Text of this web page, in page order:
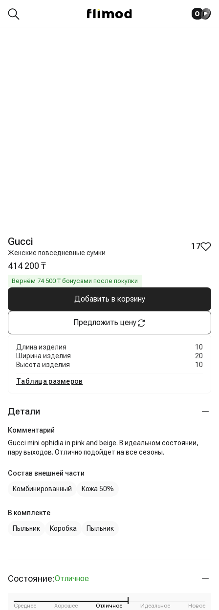
0
Gucci
Женские повседневные сумки
17
414 200 ₸
Вернём 74 500 ₸ бонусами после покупки
Добавить в корзину
Предложить цену
Длина изделия
10
Ширина изделия
20
Высота изделия
10
Таблица размеров
Детали
Комментарий
Gucci mini ophidia in pink and beige. В идеальном состоянии,
пару выходов. Отлично подойдет на все сезоны.
Состав внешней части
Комбинированный
Кожа 50%
В комплекте
Пыльник
Коробка Пыльник
Состояние:Отличное
Среднее Хорошее Отличное Идеальное Новое